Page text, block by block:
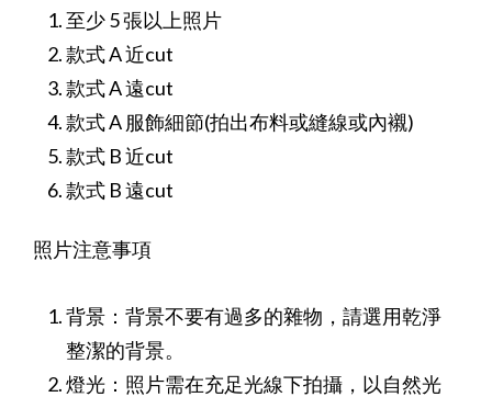
至少 5 張以上照片
款式 A 近cut
款式 A 遠cut
款式 A 服飾細節(拍出布料或縫線或內襯)
款式 B 近cut
款式 B 遠cut
照片注意事項
背景：背景不要有過多的雜物，請選用乾淨
整潔的背景。
燈光：照片需在充足光線下拍攝，以自然光